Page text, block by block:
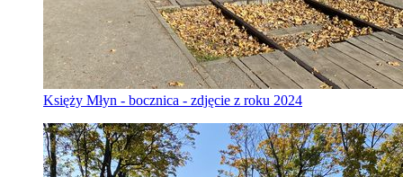
Księży Młyn - bocznica - zdjęcie z roku 2024